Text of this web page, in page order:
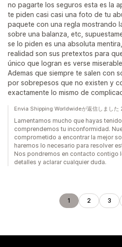
no pagarte los seguros esta es la
te piden casi casi una foto de tu
paquete con una regla mostrando
sobre una balanza, etc,
se lo piden es una absoluta
realidad son sus pretextos para
único que logran es verse
Ademas que siempre te salen con
por sobrepesos que no existen y
exactamente lo mismo de
Envia Shipping Worldwideが返信しまし
Lamentamos mucho que hayas
comprendemos tu inconformidad.
comprometido a encontrar la mejor
haremos lo necesario para resolver
Nos pondremos en contacto contigo
detalles y aclarar cualquier duda.
1 2 3